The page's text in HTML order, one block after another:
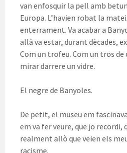
van enfosquir la pell amb
Europa. L’havien robat la
enterrament. Va acabar a
allà va estar, durant dècades,
Com un trofeu. Com un tros de
mirar darrere un vidre.
El negre de Banyoles.
De petit, el museu em
em va fer veure, que jo recordi,
realment allò que veien els
racisme.